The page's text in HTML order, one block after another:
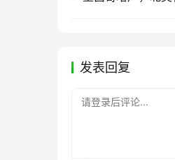
发表回复
请登录后评论...